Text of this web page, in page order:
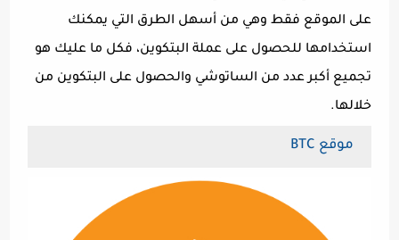
على الموقع فقط وهي من أسهل الطرق التي يمكنك
استخدامها للحصول على عملة البتكوين، فكل ما عليك هو
تجميع أكبر عدد من الساتوشي والحصول على البتكوين من
خلالها.
موقع BTC